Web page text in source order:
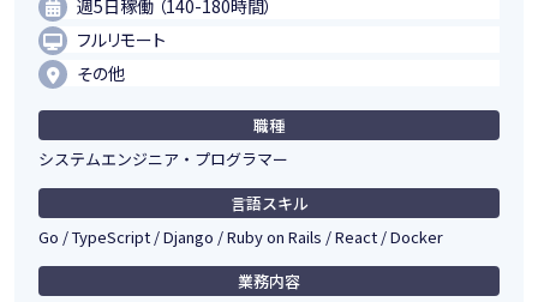
週5日稼働 （140-180時間）
フルリモート
その他
職種
システムエンジニア・プログラマー
言語スキル
Go / TypeScript / Django / Ruby on Rails / React / Docker
業務内容